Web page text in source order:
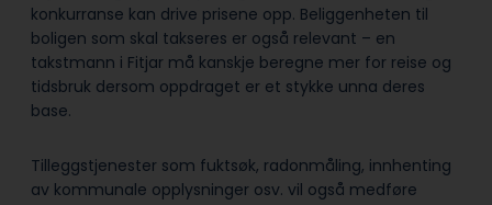
konkurranse kan drive prisene opp. Beliggenheten til
boligen som skal takseres er også relevant – en
takstmann i Fitjar må kanskje beregne mer for reise og
tidsbruk dersom oppdraget er et stykke unna deres
base.
Tilleggstjenester som fuktsøk, radonmåling, innhenting
av kommunale opplysninger osv. vil også medføre